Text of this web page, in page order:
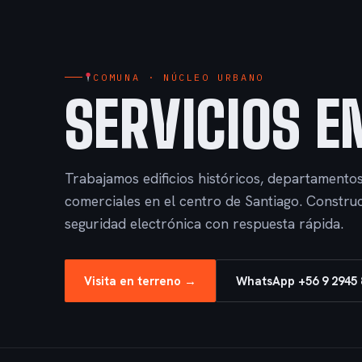
COMUNA · NÚCLEO URBANO
SERVICIOS
Trabajamos edificios históricos,
comerciales en el centro de Santiago.
seguridad electrónica con respuesta rápida.
Visita en terreno → WhatsApp +56 9 2945